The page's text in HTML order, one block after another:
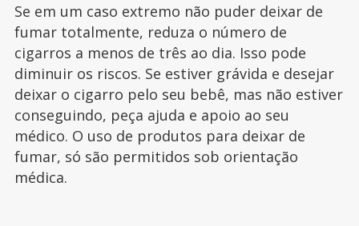
Se em um caso extremo não puder deixar de
fumar totalmente, reduza o número de
cigarros a menos de três ao dia. Isso pode
diminuir os riscos. Se estiver grávida e desejar
deixar o cigarro pelo seu bebê, mas não estiver
conseguindo, peça ajuda e apoio ao seu
médico. O uso de produtos para deixar de
fumar, só são permitidos sob orientação
médica.